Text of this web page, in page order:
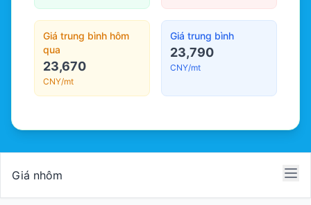
Giá trung bình hôm
qua
23,670
CNY/mt
Giá trung bình
23,790
CNY/mt
Giá nhôm